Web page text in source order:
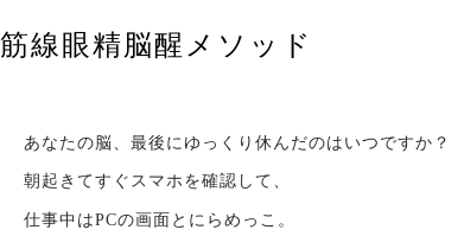
筋線眼精脳醒メソッド
あなたの脳、最後にゆっくり休んだのはいつですか？
朝起きてすぐスマホを確認して、
仕事中はPCの画面とにらめっこ。